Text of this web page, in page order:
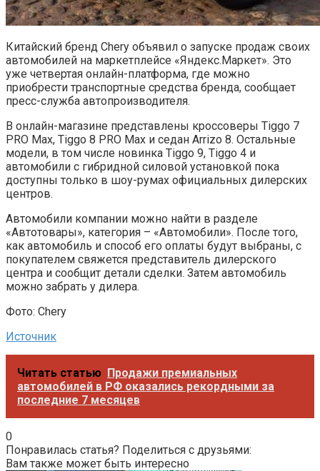
Китайский бренд Chery объявил о запуске продаж своих
автомобилей на маркетплейсе «Яндекс.Маркет». Это
уже четвертая онлайн-платформа, где можно
приобрести транспортные средства бренда, сообщает
пресс-служба автопроизводителя.
В онлайн-магазине представлены кроссоверы Tiggo 7
PRO Max, Tiggo 8 PRO Max и седан Arrizo 8. Остальные
модели, в том числе новинка Tiggo 9, Tiggo 4 и
автомобили с гибридной силовой установкой пока
доступны только в шоу-румах официальных дилерских
центров.
Автомобили компании можно найти в разделе
«Автотовары», категория – «Автомобили». После того,
как автомобиль и способ его оплаты будут выбраны, с
покупателем свяжется представитель дилерского
центра и сообщит детали сделки. Затем автомобиль
можно забрать у дилера.
Фото: Chery
Источник
Читать статью Продажи премиальных
автомобилей в РФ оказались рекордными за
последние 7 месяцев
0
Понравилась статья? Поделиться с друзьями:
Вам также может быть интересно